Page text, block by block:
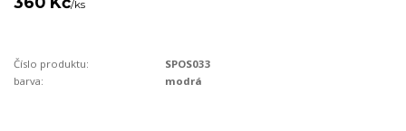
/ks
Číslo produktu:
SPOS033
barva:
modrá